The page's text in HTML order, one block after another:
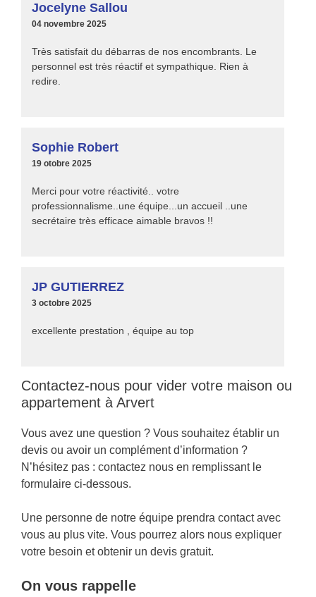
Jocelyne Sallou
04 novembre 2025
Très satisfait du débarras de nos encombrants. Le
personnel est très réactif et sympathique. Rien à
redire.
Sophie Robert
19 otobre 2025
Merci pour votre réactivité.. votre
professionnalisme..une équipe...un accueil ..une
secrétaire très efficace aimable bravos !!
JP GUTIERREZ
3 octobre 2025
excellente prestation , équipe au top
Contactez-nous pour vider votre maison ou
appartement à Arvert
Vous avez une question ? Vous souhaitez établir un
devis ou avoir un complément d’information ?
N’hésitez pas : contactez nous en remplissant le
formulaire ci-dessous.
Une personne de notre équipe prendra contact avec
vous au plus vite. Vous pourrez alors nous expliquer
votre besoin et obtenir un devis gratuit.
On vous rappelle